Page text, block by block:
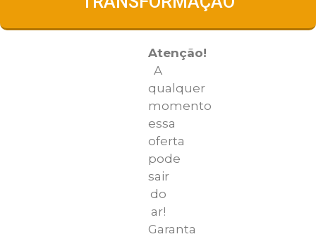
Atenção!
A
qualquer
momento
essa
oferta
pode
sair
do
ar!
Garanta